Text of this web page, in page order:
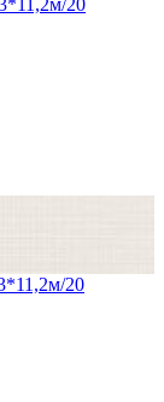
20
20